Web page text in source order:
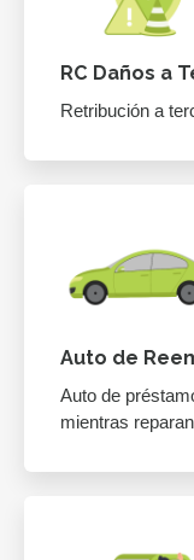
RC Daños a
Retribución a
Auto de
Auto de
mientras